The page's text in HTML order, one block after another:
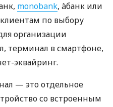
monobank, àбанк или
по выбору
организации
терминал в смартфоне,
эквайринг.
— это отдельное
со встроенным